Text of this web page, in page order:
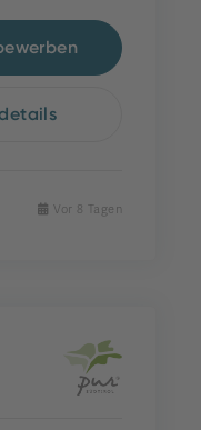
Vor 8 Tagen